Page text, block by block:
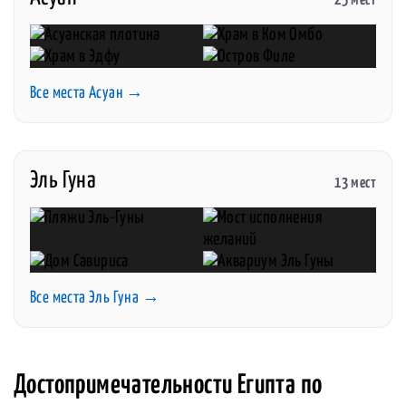
Все места Асуан →
Эль Гуна 13 мест
Все места Эль Гуна →
Достопримечательности Египта по